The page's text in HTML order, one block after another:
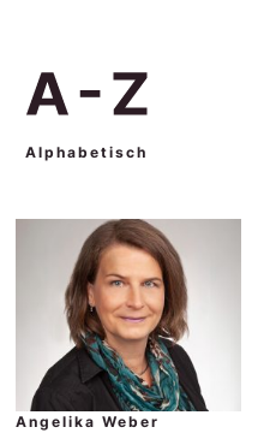
Alphabetisch
Angelika Weber